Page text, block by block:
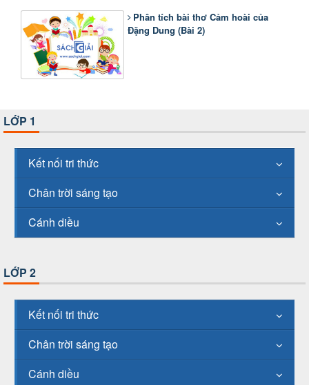
Phân tích bài thơ Cảm hoài của
Đặng Dung (Bài 2)
LỚP 1
Kết nối tri thức
Chân trời sáng tạo
Cánh diều
LỚP 2
Kết nối tri thức
Chân trời sáng tạo
Cánh diều